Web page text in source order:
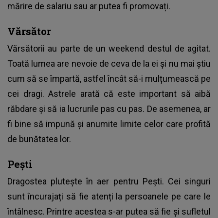
mărire de salariu sau ar putea fi promovați.
Vărsător
Vărsătorii au parte de un weekend destul de agitat.
Toată lumea are nevoie de ceva de la ei și nu mai știu
cum să se împartă, astfel încât să-i mulțumească pe
cei dragi. Astrele arată că este important să aibă
răbdare și să ia lucrurile pas cu pas. De asemenea, ar
fi bine să impună și anumite limite celor care profită
de bunătatea lor.
Pești
Dragostea plutește în aer pentru Pești. Cei singuri
sunt încurajați să fie atenți la persoanele pe care le
întâlnesc. Printre acestea s-ar putea să fie și sufletul